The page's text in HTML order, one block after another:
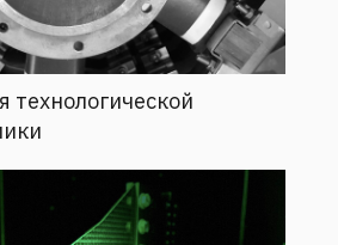
технологической